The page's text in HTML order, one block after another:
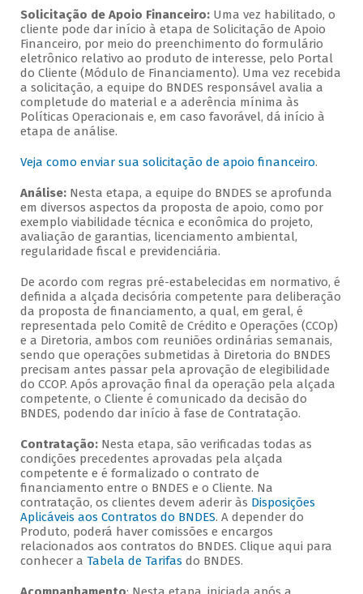
Solicitação de Apoio Financeiro: Uma vez habilitado, o
cliente pode dar início à etapa de Solicitação de Apoio
Financeiro, por meio do preenchimento do formulário
eletrônico relativo ao produto de interesse, pelo Portal
do Cliente (Módulo de Financiamento). Uma vez recebida
a solicitação, a equipe do BNDES responsável avalia a
completude do material e a aderência mínima às
Políticas Operacionais e, em caso favorável, dá início à
etapa de análise.
Veja como enviar sua solicitação de apoio financeiro.
Análise:Nesta etapa, a equipe do BNDES se aprofunda
em diversos aspectos da proposta de apoio, como por
exemplo viabilidade técnica e econômica do projeto,
avaliação de garantias, licenciamento ambiental,
regularidade fiscal e previdenciária.
De acordo com regras pré-estabelecidas em normativo, é
definida a alçada decisória competente para deliberação
da proposta de financiamento, a qual, em geral, é
representada pelo Comitê de Crédito e Operações (CCOp)
e a Diretoria, ambos com reuniões ordinárias semanais,
sendo que operações submetidas à Diretoria do BNDES
precisam antes passar pela aprovação de elegibilidade
do CCOP. Após aprovação final da operação pela alçada
competente, o Cliente é comunicado da decisão do
BNDES, podendo dar início à fase de Contratação.
Contratação: Nesta etapa, são verificadas todas as
condições precedentes aprovadas pela alçada
competente e é formalizado o contrato de
financiamento entre o BNDES e o Cliente. Na
contratação, os clientes devem aderir às Disposições
Aplicáveis aos Contratos do BNDES. A depender do
Produto, poderá haver comissões e encargos
relacionados aos contratos do BNDES. Clique aqui para
conhecer a Tabela de Tarifas do BNDES.